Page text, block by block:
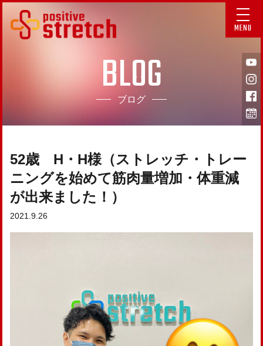
MENU
BLOG
ブログ
52歳 H・H様（ストレッチ・トレー
ニングを始めて筋肉量増加・体重減
が出来ました！）
2021.9.26